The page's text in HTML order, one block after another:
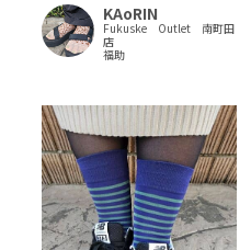
KAoRIN
Fukuske Outlet 南町田
店
福助